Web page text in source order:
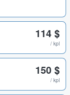
114 $
/ kpl
150 $
/ kpl